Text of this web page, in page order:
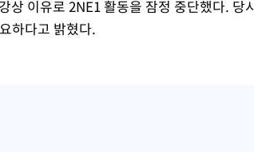
상 이유로 2NE1 활동을 잠정 중단했다. 당
하다고 밝혔다.